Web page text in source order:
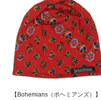
【Bohemians（ボヘミアンズ）】 |